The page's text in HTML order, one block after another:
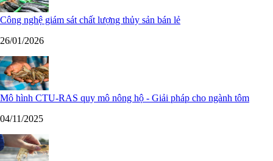
Công nghệ giám sát chất lượng thủy sản bán lẻ
26/01/2026
Mô hình CTU-RAS quy mô nông hộ - Giải pháp cho ngành tôm
04/11/2025